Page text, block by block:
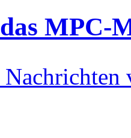
MPC-
Nachrichten